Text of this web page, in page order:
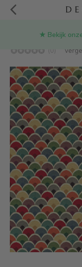
★ Bekijk
Kleurrijke
(0)